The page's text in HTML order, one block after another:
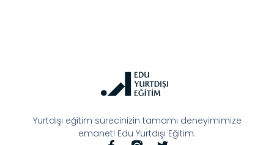
Yurtdışı eğitim sürecinizin tamamı deneyimimize
emanet! Edu Yurtdışı Eğitim.